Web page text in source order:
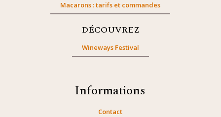
Macarons : tarifs et commandes
DÉCOUVREZ
Wineways Festival
Informations
Contact